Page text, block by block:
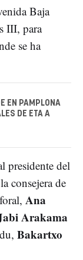
Baja
III, para
se ha
EN PAMPLONA
DE ETA A
presidente del
consejera de
Ana
Arakama
Bakartxo